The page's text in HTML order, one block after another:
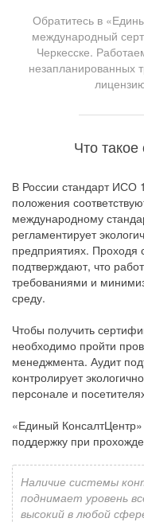
Обратитесь в
международный
Черкесске.
незапланированных
Что
В России стандарт ИСО
положения
международному
регламентирует
предприятиях.
подтверждают, что
требованиями и
среду.
Чтобы получить
необходимо пройти
менеджмента. Аудит
контролирует
персонале и
«Единый
поддержку при
Наличие системы
поднимает уровень
высокий в любой